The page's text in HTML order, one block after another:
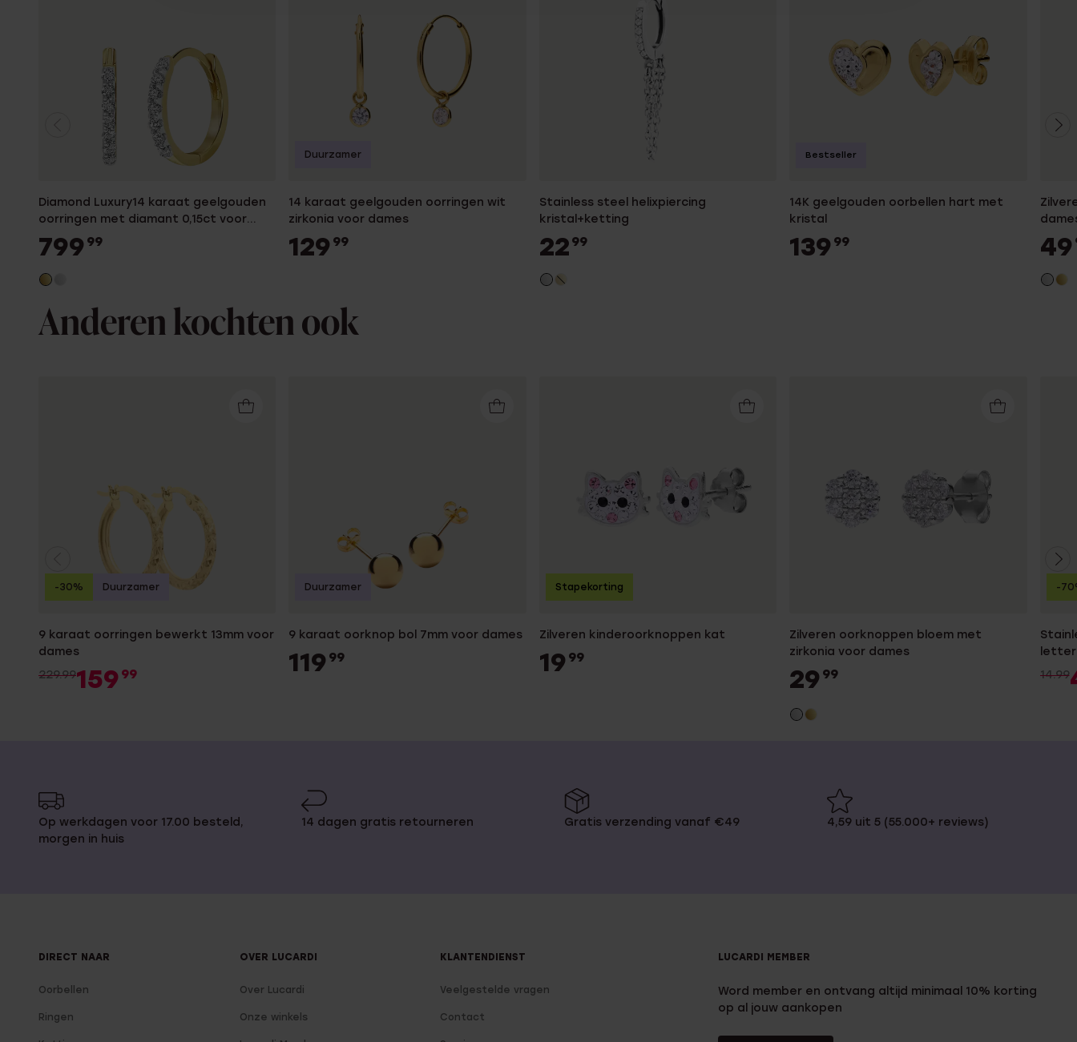
Diamond Luxury14 karaat geelgouden
oorringen met diamant 0,15ct voor
dames
799 99
14 karaat geelgouden oorringen wit
zirkonia voor dames
129 99
Duurzamer
Stainless steel helixpiercing
kristal+ketting
22 99
14K geelgouden oorbellen hart met
kristal
139 99
Bestseller
49
Anderen kochten ook
9 karaat oorringen bewerkt 13mm voor
dames
229.99159 99
-30% Duurzamer
9 karaat oorknop bol 7mm voor dames
119 99
Duurzamer
Zilveren kinderoorknoppen kat
19 99
Stapekorting
Zilveren oorknoppen bloem met
zirkonia voor dames
29 99
letter
14.99
-
Op werkdagen voor 17.00 besteld,
morgen in huis
14 dagen gratis retourneren Gratis verzending vanaf €49 4,59 uit 5 (55.000+ reviews)
DIRECT NAAR
Oorbellen
Ringen
OVER LUCARDI
Over Lucardi
Onze winkels
KLANTENDIENST
Veelgestelde vragen
Contact
LUCARDI MEMBER
Word member en ontvang altijd minimaal 10% korting
op al jouw aankopen